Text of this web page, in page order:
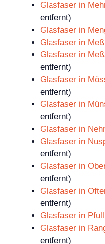
Glasfaser in
entfernt)
Glasfaser in
Glasfaser in
Glasfaser in
entfernt)
Glasfaser in
entfernt)
Glasfaser in
entfernt)
Glasfaser in
Glasfaser in
entfernt)
Glasfaser in
entfernt)
Glasfaser in
entfernt)
Glasfaser in
Glasfaser in
entfernt)